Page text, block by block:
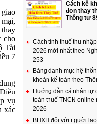
cho
Tài
7
vụ
xác
Cách kê
đơn thay
Thông tư
Cách tính thuế thu
2026 mới nhất theo
253
Bảng danh mục hệ
khoản kế toán theo
Hướng dẫn cá nhân tự
toán thuế TNCN online
2026
BHXH đối với người